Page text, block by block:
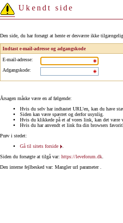
Ukendt side
Den side, du har forsøgt at hente er desværre ikke tilgængelig.
Indtast e-mail-adresse og adgangskode
E-mail-adresse:
Adgangskode:
Årsagen måske være en af følgende:
Hvis du selv har indtastet URL'en, kan du have
Siden kan være spærret og derfor usynlig.
Hvis du klikkede på et af vores link, kan det være
Hvis du har anvendt et link fra din browsers
Prøv i stedet:
Gå til sitets forside
Siden du forsøgte at tilgå var: https://leveforum.dk
Den interne fejlbesked var: Mangler url parameter .